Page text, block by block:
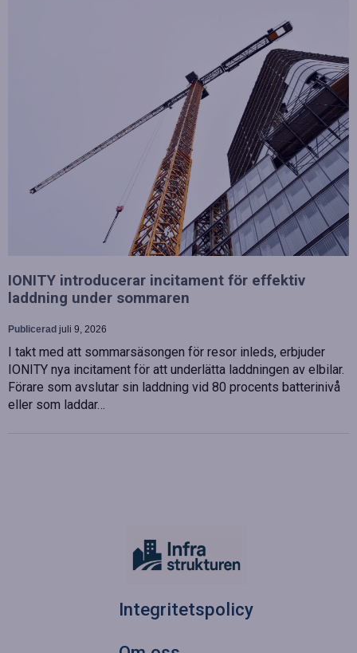
IONITY introducerar incitament för effektiv
laddning under sommaren
Publicerad juli 9, 2026
I takt med att sommarsäsongen för resor inleds, erbjuder
IONITY nya incitament för att underlätta laddningen av elbilar.
Förare som avslutar sin laddning vid 80 procents batterinivå
eller som laddar…
Integritetspolicy